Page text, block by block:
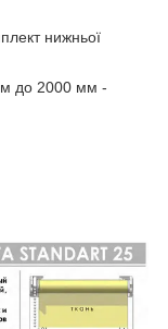
нижньої
до 2000 мм -